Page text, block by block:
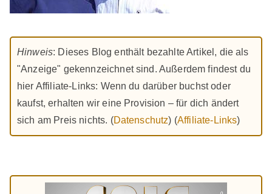
Hinweis: Dieses Blog enthält bezahlte Artikel, die als
"Anzeige" gekennzeichnet sind. Außerdem findest du
hier Affiliate-Links: Wenn du darüber buchst oder
kaufst, erhalten wir eine Provision – für dich ändert
sich am Preis nichts. (Datenschutz) (Affiliate-Links)